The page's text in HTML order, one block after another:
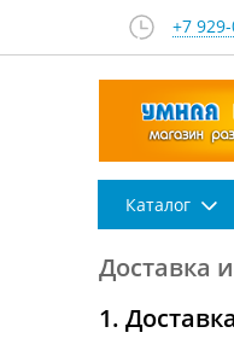
+7
Каталог
Доставка
1.